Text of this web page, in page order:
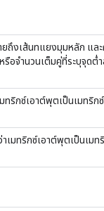
ถึงเส้นทแยงมุมหลัก แล
รือจำนวนเต็มคู่ที่ระบุจุด
ทริกซ์เอาต์พุตเป็นเมทริ
เมทริกซ์เอาต์พุตเป็นเม